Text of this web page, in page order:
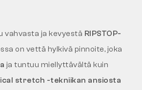
vahvasta ja kevyestä RIPSTOP-
on vettä hylkivä pinnoite, joka
ja tuntuu miellyttävältä kuin
stretch -tekniikan ansiosta